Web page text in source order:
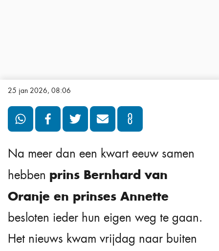
25 jan 2026, 08:06
Na meer dan een kwart eeuw samen
hebben prins Bernhard van
Oranje en prinses Annette
besloten ieder hun eigen weg te gaan.
Het nieuws kwam vrijdag naar buiten